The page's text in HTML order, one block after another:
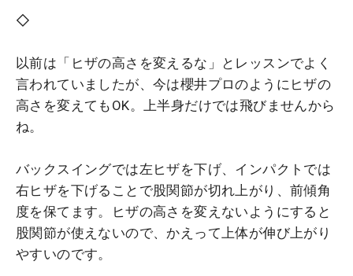
◇
以前は「ヒザの高さを変えるな」とレッスンでよく
言われていましたが、今は櫻井プロのようにヒザの
高さを変えてもOK。上半身だけでは飛びませんから
ね。
バックスイングでは左ヒザを下げ、インパクトでは
右ヒザを下げることで股関節が切れ上がり、前傾角
度を保てます。ヒザの高さを変えないようにすると
股関節が使えないので、かえって上体が伸び上がり
やすいのです。